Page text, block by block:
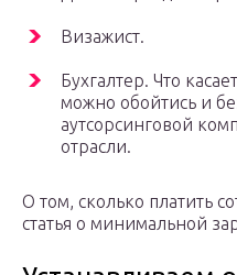
Визажист.
Бухгалтер. Что
можно обойтись и
аутсорсинговой
отрасли.
О том, сколько платить
статья о минимальной